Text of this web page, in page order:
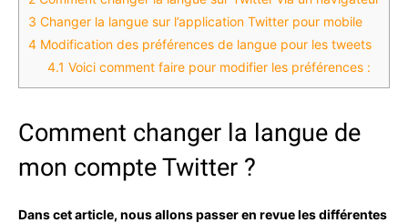
3 Changer la langue sur l’application Twitter pour mobile
4 Modification des préférences de langue pour les tweets
4.1 Voici comment faire pour modifier les préférences :
Comment changer la langue de
mon compte Twitter ?
Dans cet article, nous allons passer en revue les différentes